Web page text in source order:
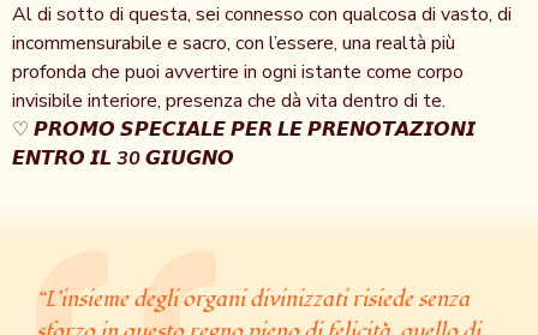
Al di sotto di questa, sei connesso con qualcosa di vasto, di
incommensurabile e sacro, con l’essere, una realtà più
profonda che puoi avvertire in ogni istante come corpo
invisibile interiore, presenza che dà vita dentro di te.
♡ 𝙋𝙍𝙊𝙈𝙊 𝙎𝙋𝙀𝘾𝙄𝘼𝙇𝙀 𝙋𝙀𝙍 𝙇𝙀 𝙋𝙍𝙀𝙉𝙊𝙏𝘼𝙕𝙄𝙊𝙉𝙄
𝙀𝙉𝙏𝙍𝙊 𝙄𝙇 30𝙂𝙄𝙐𝙂𝙉𝙊
“L’insieme degli organi divinizzati risiede senza